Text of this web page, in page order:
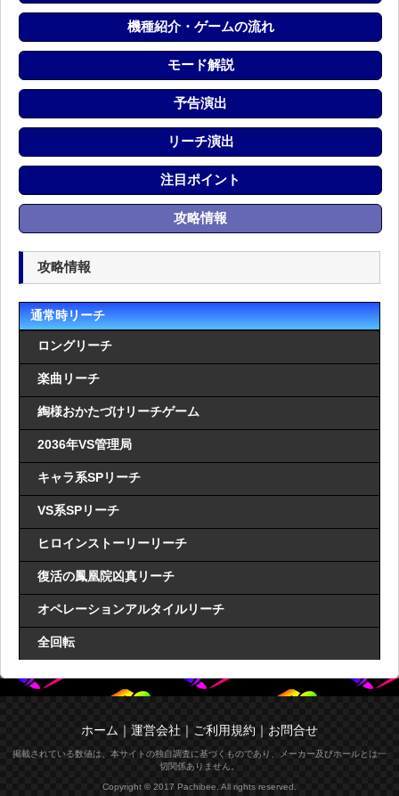
機種紹介・ゲームの流れ
モード解説
予告演出
リーチ演出
注目ポイント
攻略情報
攻略情報
通常時リーチ
ロングリーチ
楽曲リーチ
綯様おかたづけリーチゲーム
2036年VS管理局
キャラ系SPリーチ
VS系SPリーチ
ヒロインストーリーリーチ
復活の鳳凰院凶真リーチ
オペレーションアルタイルリーチ
全回転
ホーム ｜ 運営会社 ｜ ご利用規約 ｜ お問合せ
掲載されている数値は、本サイトの独自調査に基づくものであり、メーカー及びホールとは一
切関係ありません。
Copyright © 2017 Pachibee. All rights reserved.